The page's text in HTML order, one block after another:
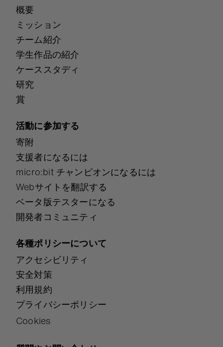
概要
ミッション
チーム紹介
学生作品の紹介
ケーススタディ
研究
賞
活動に参加する
寄附
支援者になるには
micro:bit チャンピオンになるには
Webサイトを翻訳する
ベータ版テスターになる
開発者コミュニティ
各種ポリシーについて
アクセシビリティ
安全対策
利用規約
プライバシーポリシー
Cookies